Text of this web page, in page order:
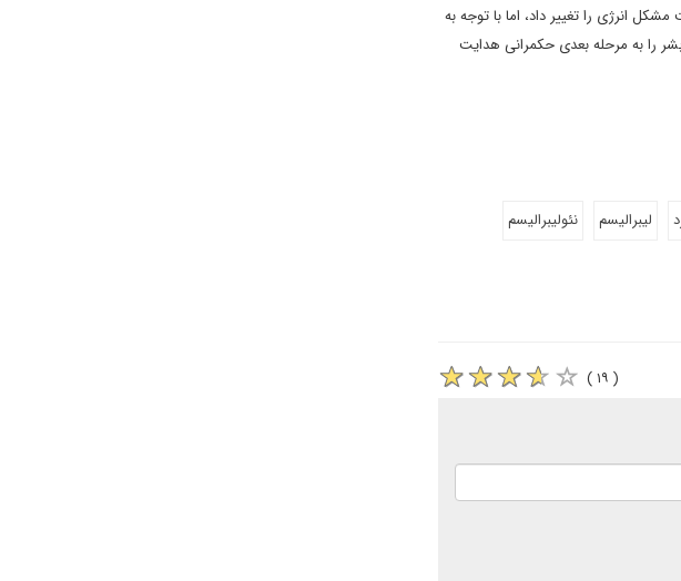
مشکل انرژی را تغییر داد، اما با توجه به
را به مرحله بعدی حکمرانی هدایت
لیبرالیسم
نئولیبرالیسم
( ۱۹ )